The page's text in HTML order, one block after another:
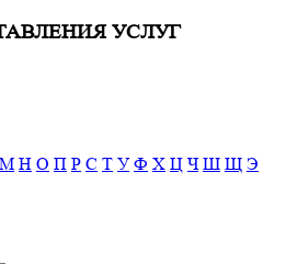
УСЛУГ
М Н О П Р С Т У Ф Х Ц Ч Ш Щ Э